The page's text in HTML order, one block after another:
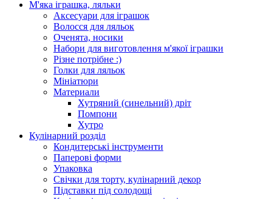
М'яка іграшка, ляльки
Аксесуари для іграшок
Волосся для ляльок
Оченята, носики
Набори для виготовлення м'якої іграшки
Різне потрібне :)
Голки для ляльок
Мініатюри
Материали
Хутряний (синельний) дріт
Помпони
Хутро
Кулінарний розділ
Кондитерські інструменти
Паперові форми
Упаковка
Свічки для торту, кулінарний декор
Підставки під солодощі